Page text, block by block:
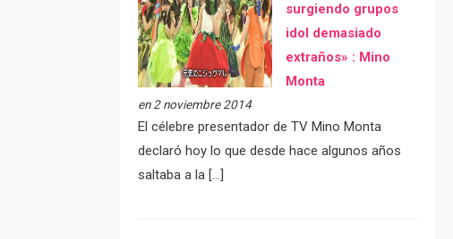
surgiendo grupos
idol demasiado
extraños» : Mino
Monta
en 2 noviembre 2014
El célebre presentador de TV Mino Monta
declaró hoy lo que desde hace algunos años
saltaba a la […]